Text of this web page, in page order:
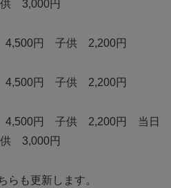
3,000円
円 子供 2,200円
円 子供 2,200円
円 子供 2,200円 当日
3,000円
らも更新します。